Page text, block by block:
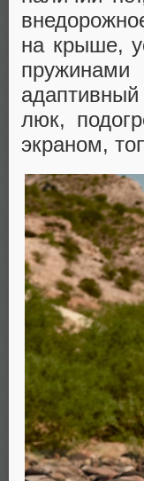
на крыше,
люк,
экраном,